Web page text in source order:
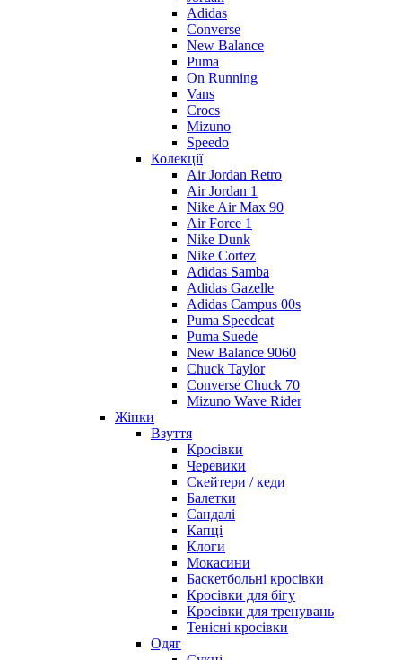
Adidas
Converse
New Balance
Puma
On Running
Vans
Crocs
Mizuno
Speedo
Колекції
Air Jordan Retro
Air Jordan 1
Nike Air Max 90
Air Force 1
Nike Dunk
Nike Cortez
Adidas Samba
Adidas Gazelle
Adidas Campus 00s
Puma Speedcat
Puma Suede
New Balance 9060
Chuck Taylor
Converse Chuck 70
Mizuno Wave Rider
Жінки
Взуття
Кросівки
Черевики
Скейтери / кеди
Балетки
Сандалі
Капці
Клоги
Мокасини
Баскетбольні кросівки
Кросівки для бігу
Кросівки для тренувань
Тенісні кросівки
Одяг